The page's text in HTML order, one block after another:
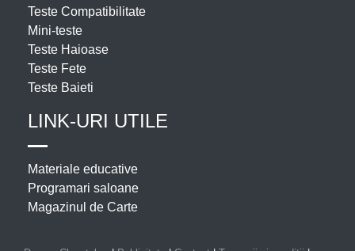
Teste Compatibilitate
Mini-teste
Teste Haioase
Teste Fete
Teste Baieti
LINK-URI UTILE
Materiale educative
Programari saloane
Magazinul de Carte